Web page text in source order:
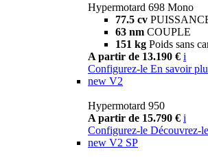
Hypermotard 698 Mono
77.5 cv
63 nm COUPLE
151 kg Poids sans
A partir de 13.190 € i
Configurez-le En savoir
new V2
Hypermotard 950
A partir de 15.790 € i
Configurez-le Découvrez-le
new V2 SP